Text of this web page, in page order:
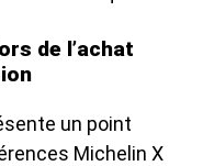
de l’achat
un point
Michelin X